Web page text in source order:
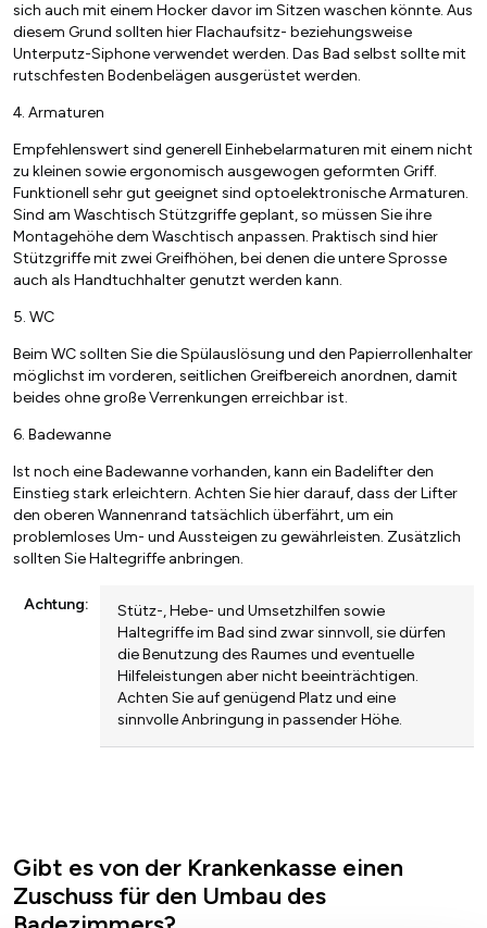
sich auch mit einem Hocker davor im Sitzen waschen könnte. Aus
diesem Grund sollten hier Flachaufsitz- beziehungsweise
Unterputz-Siphone verwendet werden. Das Bad selbst sollte mit
rutschfesten Bodenbelägen ausgerüstet werden.
4. Armaturen
Empfehlenswert sind generell Einhebelarmaturen mit einem nicht
zu kleinen sowie ergonomisch ausgewogen geformten Griff.
Funktionell sehr gut geeignet sind optoelektronische Armaturen.
Sind am Waschtisch Stützgriffe geplant, so müssen Sie ihre
Montagehöhe dem Waschtisch anpassen. Praktisch sind hier
Stützgriffe mit zwei Greifhöhen, bei denen die untere Sprosse
auch als Handtuchhalter genutzt werden kann.
5. WC
Beim WC sollten Sie die Spülauslösung und den Papierrollenhalter
möglichst im vorderen, seitlichen Greifbereich anordnen, damit
beides ohne große Verrenkungen erreichbar ist.
6. Badewanne
Ist noch eine Badewanne vorhanden, kann ein Badelifter den
Einstieg stark erleichtern. Achten Sie hier darauf, dass der Lifter
den oberen Wannenrand tatsächlich überfährt, um ein
problemloses Um- und Aussteigen zu gewährleisten. Zusätzlich
sollten Sie Haltegriffe anbringen.
Achtung:
Stütz-, Hebe- und Umsetzhilfen sowie
Haltegriffe im Bad sind zwar sinnvoll, sie dürfen
die Benutzung des Raumes und eventuelle
Hilfeleistungen aber nicht beeinträchtigen.
Achten Sie auf genügend Platz und eine
sinnvolle Anbringung in passender Höhe.
Gibt es von der Krankenkasse einen
Zuschuss für den Umbau des